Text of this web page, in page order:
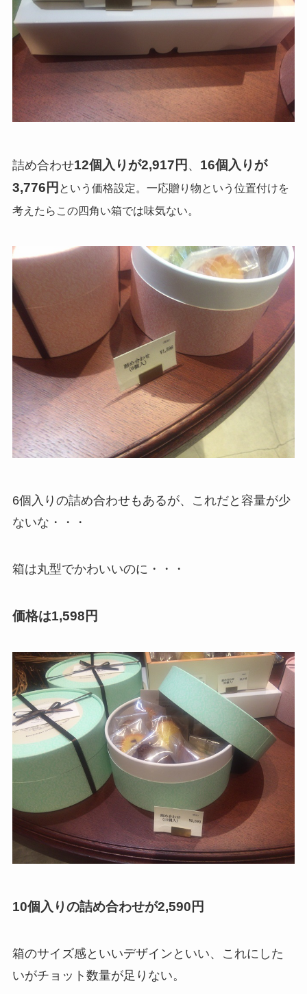
詰め合わせ12個入りが2,917円 、 16個入りが
3,776円 という価格設定。一応贈り物という位置付けを
考えたらこの四角い箱では味気ない。
6個入りの詰め合わせもあるが、これだと容量が少
ないな・・・
箱は丸型でかわいいのに・・・
価格は1,598円
10個入りの詰め合わせが2,590円
箱のサイズ感といいデザインといい、これにした
いがチョット数量が足りない。